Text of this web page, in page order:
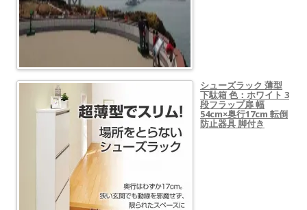
シューズラック 薄型
下駄箱 色：ホワイト 3
段フラップ扉 幅
54cm×奥行17cm 転倒
防止器具 脚付き